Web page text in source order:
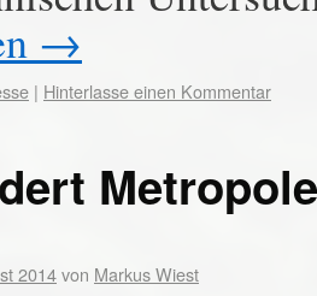
→
| Hinterlasse einen Kommentar
2014von Markus Wiest